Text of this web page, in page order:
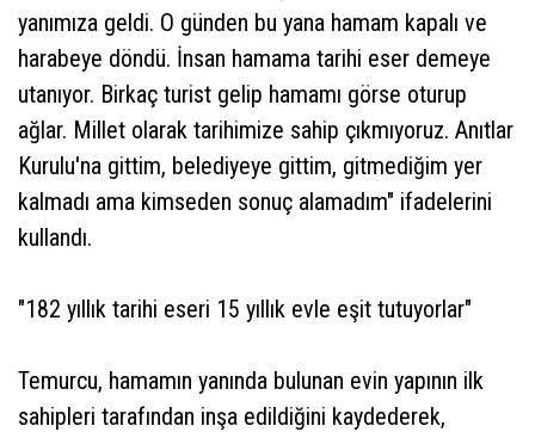
yanımıza geldi. O günden bu yana hamam kapalı ve
harabeye döndü. İnsan hamama tarihi eser demeye
utanıyor. Birkaç turist gelip hamamı görse oturup
ağlar. Millet olarak tarihimize sahip çıkmıyoruz. Anıtlar
Kurulu'na gittim, belediyeye gittim, gitmediğim yer
kalmadı ama kimseden sonuç alamadım" ifadelerini
kullandı.
"182 yıllık tarihi eseri 15 yıllık evle eşit tutuyorlar"
Temurcu, hamamın yanında bulunan evin yapının ilk
sahipleri tarafından inşa edildiğini kaydederek,